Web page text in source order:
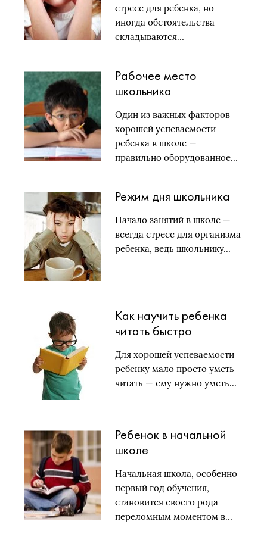
стресс для ребенка, но
иногда обстоятельства
складываются…
Рабочее место
школьника
Один из важных факторов
хорошей успеваемости
ребенка в школе —
правильно оборудованное…
Режим дня школьника
Начало занятий в школе —
всегда стресс для организма
ребенка, ведь школьнику…
Как научить ребенка
читать быстро
Для хорошей успеваемости
ребенку мало просто уметь
читать — ему нужно уметь…
Ребенок в начальной
школе
Начальная школа, особенно
первый год обучения,
становится своего рода
переломным моментом в…